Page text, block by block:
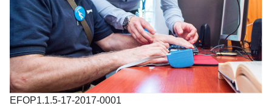
EFOP1.1.5-17-2017-0001